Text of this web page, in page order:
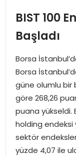
EKONOMI
İDEAL YAŞAM
İDEAL SPOR
YAŞAM
MAGAZIN
SAĞLIK
BIST 100
Başladı
Borsa
Borsa
güne olumlu bir
göre 268,26
puana yükseldi.
holding endeksi
sektör
yüzde 4,07 ile